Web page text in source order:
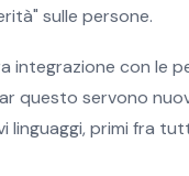
sulle persone.
integrazione con le
questo servono
linguaggi, primi fra